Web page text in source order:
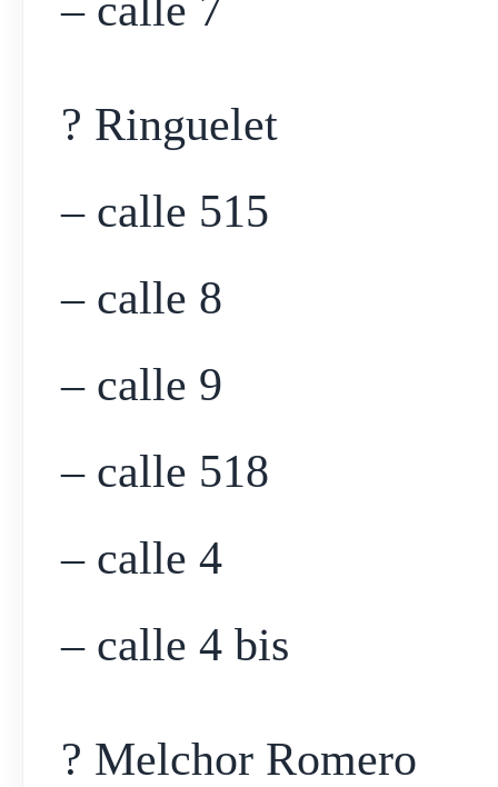
? Ringuelet
– calle 515
– calle 8
– calle 9
– calle 518
– calle 4
– calle 4 bis
? Melchor Romero